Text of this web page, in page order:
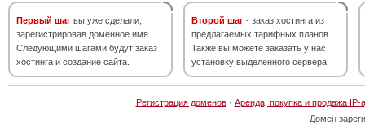
Первый шаг вы уже сделали,
зарегистрировав доменное имя.
Следующими шагами будут заказ
хостинга и создание сайта.
Второй шаг - заказ хостинга из
предлагаемых тарифных планов.
Также вы можете заказать у нас
установку выделенного сервера.
Регистрация доменов· Аренда, покупка и продажа IP-
Домен